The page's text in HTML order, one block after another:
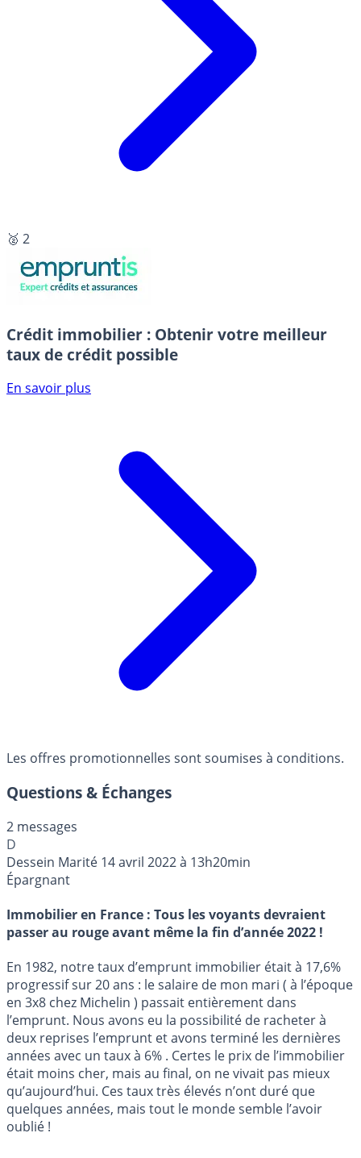
🥈 2
Crédit immobilier : Obtenir votre meilleur
taux de crédit possible
En savoir plus
Les offres promotionnelles sont soumises à conditions.
Questions & Échanges
2 messages
D
Dessein Marité 14 avril 2022 à 13h20min
Épargnant
Immobilier en France : Tous les voyants devraient
passer au rouge avant même la fin d’année 2022 !
En 1982, notre taux d’emprunt immobilier était à 17,6%
progressif sur 20 ans : le salaire de mon mari ( à l’époque
en 3x8 chez Michelin ) passait entièrement dans
l’emprunt. Nous avons eu la possibilité de racheter à
deux reprises l’emprunt et avons terminé les dernières
années avec un taux à 6% . Certes le prix de l’immobilier
était moins cher, mais au final, on ne vivait pas mieux
qu’aujourd’hui. Ces taux très élevés n’ont duré que
quelques années, mais tout le monde semble l’avoir
oublié !